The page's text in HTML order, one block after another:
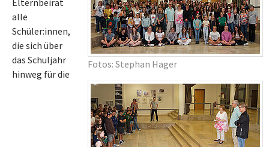
Fotos: Stephan Hager
Elternbeirat
alle
Schüler:innen,
die sich über
das Schuljahr
hinweg für die